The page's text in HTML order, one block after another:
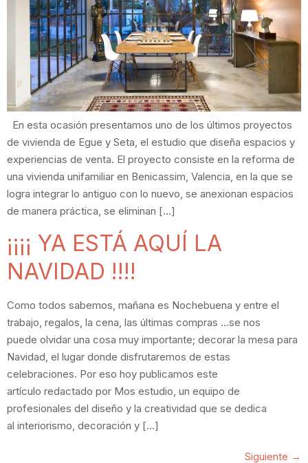
En esta ocasión presentamos uno de los últimos proyectos
de vivienda de Egue y Seta, el estudio que diseña espacios y
experiencias de venta. El proyecto consiste en la reforma de
una vivienda unifamiliar en Benicassim, Valencia, en la que se
logra integrar lo antiguo con lo nuevo, se anexionan espacios
de manera práctica, se eliminan […]
¡¡¡¡ YA ESTÁ AQUÍ LA
NAVIDAD !!!!
Como todos sabemos, mañana es Nochebuena y entre el
trabajo, regalos, la cena, las últimas compras …se nos
puede olvidar una cosa muy importante; decorar la mesa para
Navidad, el lugar donde disfrutaremos de estas
celebraciones. Por eso hoy publicamos este
artículo redactado por Mos estudio, un equipo de
profesionales del diseño y la creatividad que se dedica
al interiorismo, decoración y […]
Siguiente →